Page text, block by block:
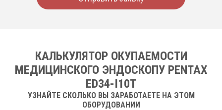
КАЛЬКУЛЯТОР ОКУПАЕМОСТИ
МЕДИЦИНСКОГО ЭНДОСКОПУ PENTAX
ED34-I10T
УЗНАЙТЕ СКОЛЬКО ВЫ ЗАРАБОТАЕТЕ НА ЭТОМ
ОБОРУДОВАНИИ